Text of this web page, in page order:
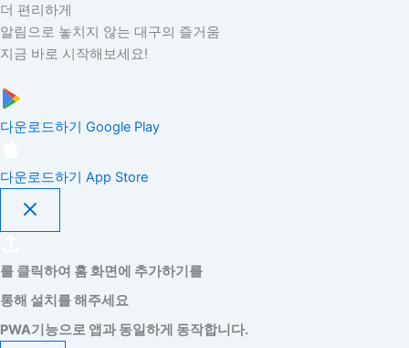
더 편리하게
알림으로 놓치지 않는 대구의 즐거움
지금 바로 시작해보세요!
다운로드하기 Google Play
다운로드하기 App Store
를 클릭하여 홈 화면에 추가하기를
통해 설치를 해주세요
PWA기능으로 앱과 동일하게 동작합니다.